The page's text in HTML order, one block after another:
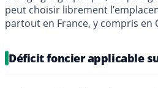
peut choisir librement
partout en France, y compris en
Déficit foncier applicable